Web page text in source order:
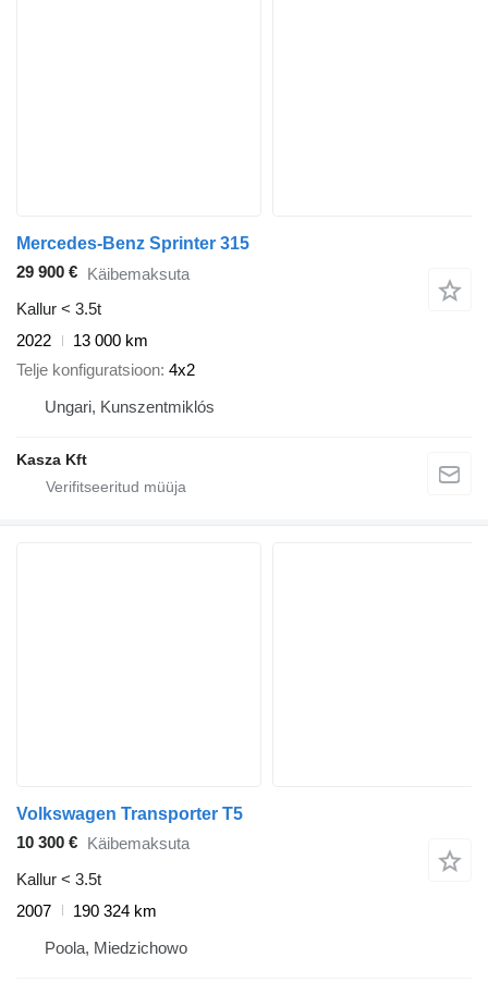
Mercedes-Benz Sprinter 315
29 900 € Käibemaksuta
Kallur < 3.5t
2022
13 000 km
Telje konfiguratsioon 4x2
Ungari, Kunszentmiklós
Kasza Kft
Volkswagen Transporter T5
10 300 € Käibemaksuta
Kallur < 3.5t
2007
190 324 km
Poola, Miedzichowo